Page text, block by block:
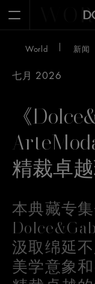
Open Menu
World 新闻
七月 2026
《
精裁卓
本典藏专
汲取绵延
美学意象